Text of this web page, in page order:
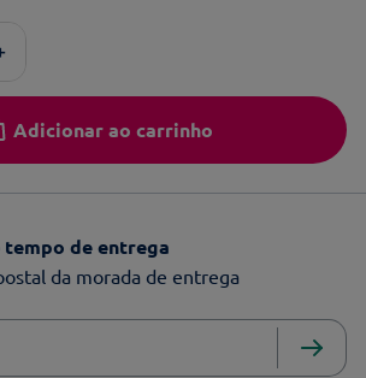
Adicionar ao carrinho
tempo de entrega
da morada de entrega